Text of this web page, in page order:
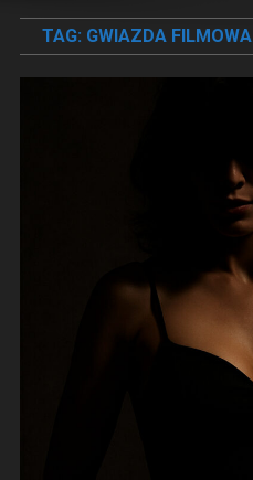
TAG: GWIAZDA FILMOWA